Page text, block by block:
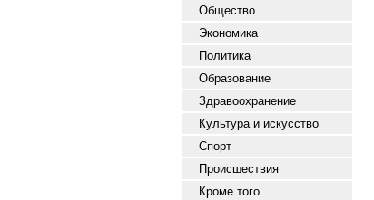
Общество
Экономика
Политика
Образование
Здравоохранение
Культура и искусство
Спорт
Происшествия
Кроме того